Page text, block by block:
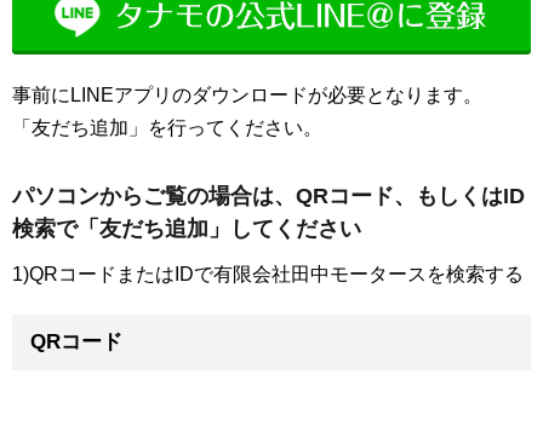
事前にLINEアプリのダウンロードが必要となります。
「友だち追加」を行ってください。
パソコンからご覧の場合は、QRコード、もしくはID
検索で「友だち追加」してください
1)QRコードまたはIDで有限会社田中モータースを検索する
QRコード